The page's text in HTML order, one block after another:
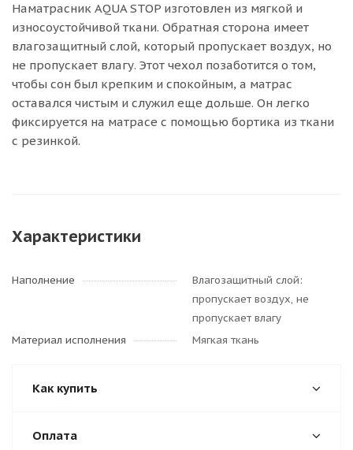
Наматрасник AQUA STOP изготовлен из мягкой и
износоустойчивой ткани. Обратная сторона имеет
влагозащитный слой, который пропускает воздух, но
не пропускает влагу. Этот чехол позаботится о том,
чтобы сон был крепким и спокойным, а матрас
оставался чистым и служил еще дольше. Он легко
фиксируется на матрасе с помощью бортика из ткани
с резинкой.
Характеристики
Наполнение
Влагозащитный слой:
пропускает воздух, не
пропускает влагу
Материал исполнения
Мягкая ткань
Как купить
Оплата